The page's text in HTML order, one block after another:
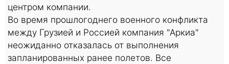
центром компании.
Во время прошлогоднего военного конфликта
между Грузией и Россией компания "Аркиа"
неожиданно отказалась от выполнения
запланированных ранее полетов. Все